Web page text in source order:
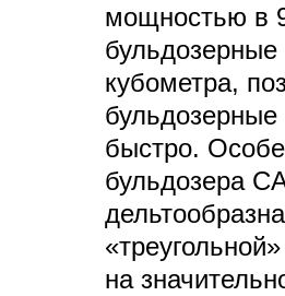
мощностью в
кубометра,
быстро.
бульдозера
на